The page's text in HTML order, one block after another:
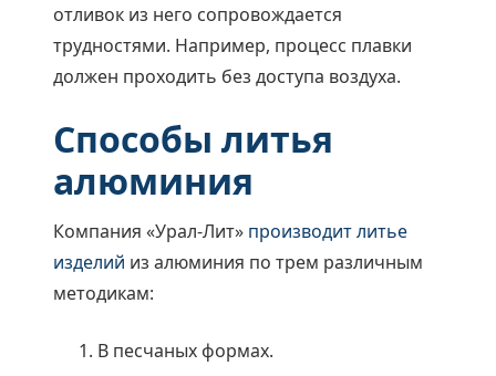
отливок из него сопровождается
трудностями. Например, процесс плавки
должен проходить без доступа воздуха.
Способы литья
алюминия
Компания «Урал-Лит» производит литье
изделий из алюминия по трем различным
методикам:
В песчаных формах.